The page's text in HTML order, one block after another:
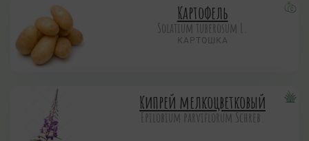
Картофель
Solatium tuberosum L.
КАРТОШКА
Кипрей мелкоцветковый
Epilobium parviflorum Schreb.